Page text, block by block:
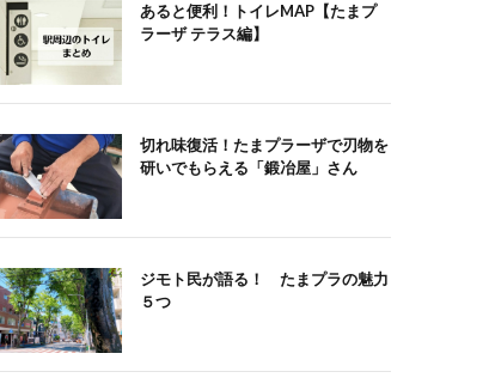
あると便利！トイレMAP【たまプ
ラーザ テラス編】
切れ味復活！たまプラーザで刃物を
研いでもらえる「鍛冶屋」さん
ジモト民が語る！ たまプラの魅力
５つ